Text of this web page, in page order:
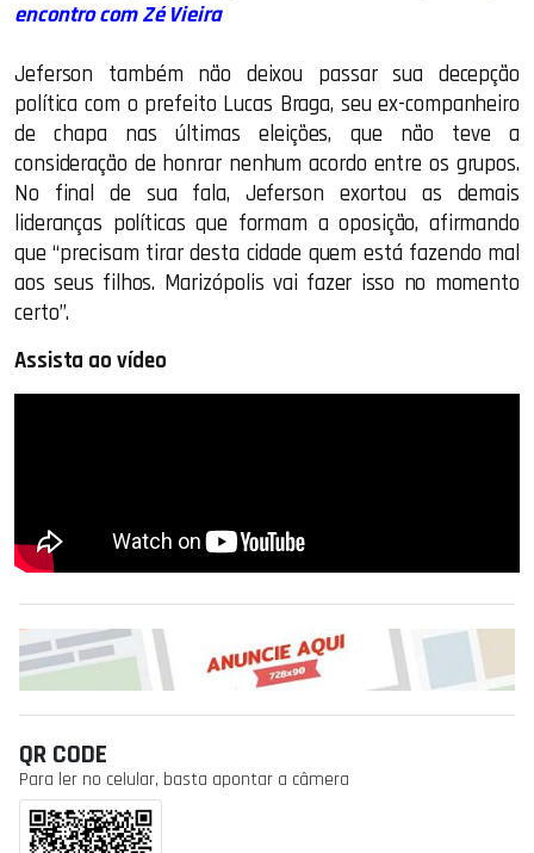
encontro com Zé Vieira
Jeferson também não deixou passar sua decepção
política com o prefeito Lucas Braga, seu ex-companheiro
de chapa nas últimas eleições, que não teve a
consideração de honrar nenhum acordo entre os grupos.
No final de sua fala, Jeferson exortou as demais
lideranças políticas que formam a oposição, afirmando
que “precisam tirar desta cidade quem está fazendo mal
aos seus filhos. Marizópolis vai fazer isso no momento
certo”.
Assista ao vídeo
QR CODE
Para ler no celular, basta apontar a câmera